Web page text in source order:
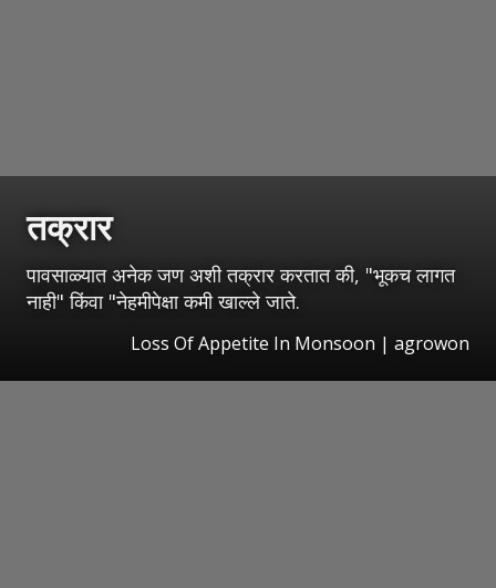
तक्रार
पावसाळ्यात अनेक जण अशी तक्रार करतात की, "भूकच लागत
नाही" किंवा "नेहमीपेक्षा कमी खाल्ले जाते.
Loss Of Appetite In Monsoon | agrowon